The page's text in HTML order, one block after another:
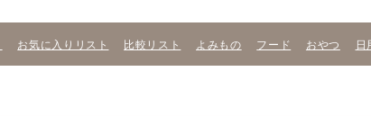
お気に入りリスト 比較リスト よみもの フード おやつ